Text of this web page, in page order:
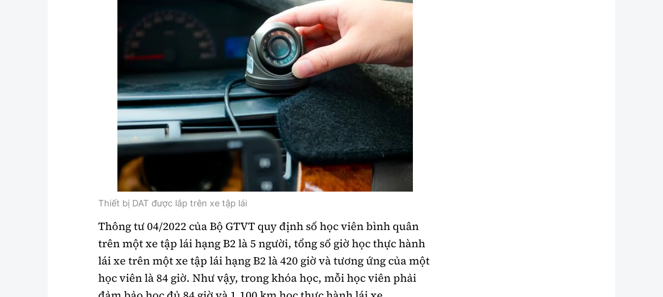
Lao động - Công đoàn
Showbiz
Âm nhạc
Bình luận
Hậu trường sao
360 độ thể thao
Sản phẩm mới
Tư vấn
Du lịch
Lối sống
Video
Thời sự
Khám phá
Camera giao thông
Câu chuyện giao thông
Lăng kính xây dựng
Thiết bị DAT được lắp trên xe tập lái
Thông tư 04/2022 của Bộ GTVT quy định số học viên bình quân
trên một xe tập lái hạng B2 là 5 người, tổng số giờ học thực hành
lái xe trên một xe tập lái hạng B2 là 420 giờ và tương ứng của một
học viên là 84 giờ. Như vậy, trong khóa học, mỗi học viên phải